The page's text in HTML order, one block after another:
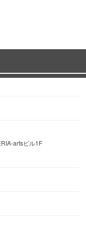
in Japanにこだわ
ディスプレイは本
の商品が陳列され
いる。
artsビル1F